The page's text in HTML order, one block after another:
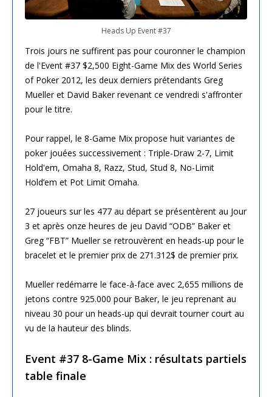
Heads Up Event #37
Trois jours ne suffirent pas pour couronner le champion
de l'Event #37 $2,500 Eight-Game Mix des World Series
of Poker 2012, les deux derniers prétendants Greg
Mueller et David Baker revenant ce vendredi s'affronter
pour le titre.
Pour rappel, le 8-Game Mix propose huit variantes de
poker jouées successivement : Triple-Draw 2-7, Limit
Hold'em, Omaha 8, Razz, Stud, Stud 8, No-Limit
Hold’em et Pot Limit Omaha.
27 joueurs sur les 477 au départ se présentèrent au Jour
3 et après onze heures de jeu David “ODB” Baker et
Greg “FBT” Mueller se retrouvèrent en heads-up pour le
bracelet et le premier prix de 271.312$ de premier prix.
Mueller redémarre le face-à-face avec 2,655 millions de
jetons contre 925.000 pour Baker, le jeu reprenant au
niveau 30 pour un heads-up qui devrait tourner court au
vu de la hauteur des blinds.
Event #37 8-Game Mix : résultats partiels
table finale